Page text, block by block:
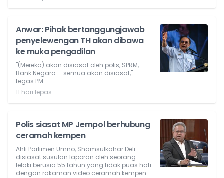
Anwar: Pihak bertanggungjawab
penyelewengan TH akan dibawa
ke muka pengadilan
"(Mereka) akan disiasat oleh polis, SPRM,
Bank Negara ... semua akan disiasat,"
tegas PM.
11 hari lepas
Polis siasat MP Jempol berhubung
ceramah kempen
Ahli Parlimen Umno, Shamsulkahar Deli
disiasat susulan laporan oleh seorang
lelaki berusia 55 tahun yang tidak puas hati
dengan rakaman video ceramah kempen.